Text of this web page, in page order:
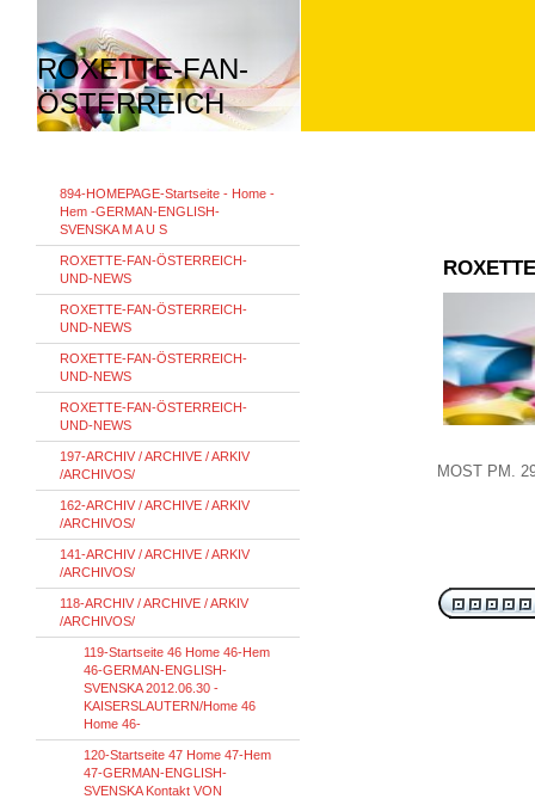
ROXETTE-FAN-
ÖSTERREICH
MOST PM.
894-HOMEPAGE-Startseite - Home -
Hem -GERMAN-ENGLISH-
SVENSKA M A U S
ROXETTE-FAN-ÖSTERREICH-
UND-NEWS
ROXETTE-FAN-ÖSTERREICH-
UND-NEWS
ROXETTE-FAN-ÖSTERREICH-
UND-NEWS
ROXETTE-FAN-ÖSTERREICH-
UND-NEWS
197-ARCHIV / ARCHIVE / ARKIV
/ARCHIVOS/
162-ARCHIV / ARCHIVE / ARKIV
/ARCHIVOS/
141-ARCHIV / ARCHIVE / ARKIV
/ARCHIVOS/
118-ARCHIV / ARCHIVE / ARKIV
/ARCHIVOS/
119-Startseite 46 Home 46-Hem
46-GERMAN-ENGLISH-
SVENSKA 2012.06.30 -
KAISERSLAUTERN/Home 46
Home 46-
120-Startseite 47 Home 47-Hem
47-GERMAN-ENGLISH-
SVENSKA Kontakt VON